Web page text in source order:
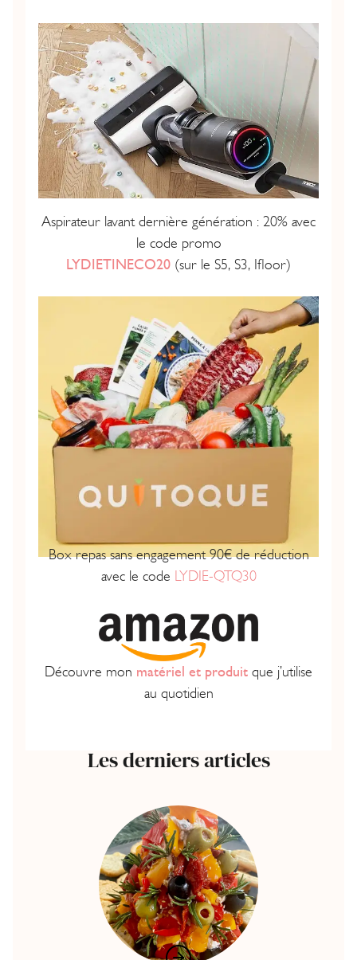
Aspirateur lavant dernière génération : 20% avec
le code promo
LYDIETINECO20 (sur le S5, S3, Ifloor)
Box repas sans engagement 90€ de réduction
avec le code LYDIE-QTQ30
Découvre mon matériel et produit que j’utilise
au quotidien
Les derniers articles